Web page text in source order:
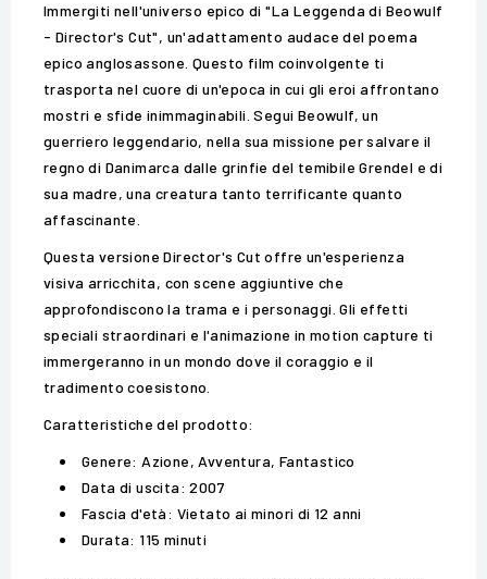
Immergiti nell'universo epico di "La Leggenda di Beowulf
- Director's Cut", un'adattamento audace del poema
epico anglosassone. Questo film coinvolgente ti
trasporta nel cuore di un'epoca in cui gli eroi affrontano
mostri e sfide inimmaginabili. Segui Beowulf, un
guerriero leggendario, nella sua missione per salvare il
regno di Danimarca dalle grinfie del temibile Grendel e di
sua madre, una creatura tanto terrificante quanto
affascinante.
Questa versione Director's Cut offre un'esperienza
visiva arricchita, con scene aggiuntive che
approfondiscono la trama e i personaggi. Gli effetti
speciali straordinari e l'animazione in motion capture ti
immergeranno in un mondo dove il coraggio e il
tradimento coesistono.
Caratteristiche del prodotto:
Genere: Azione, Avventura, Fantastico
Data di uscita: 2007
Fascia d'età: Vietato ai minori di 12 anni
Durata: 115 minuti